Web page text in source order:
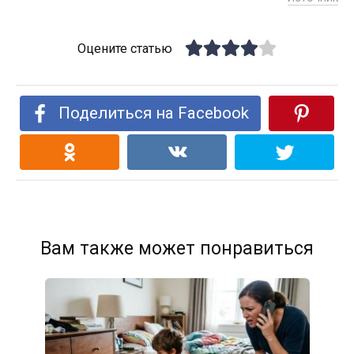
Оцените статью
Поделиться на Facebook
Вам также может понравиться